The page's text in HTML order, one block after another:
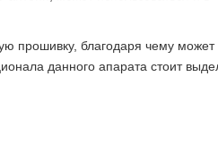
прошивку, благодаря чему может
данного апарата стоит